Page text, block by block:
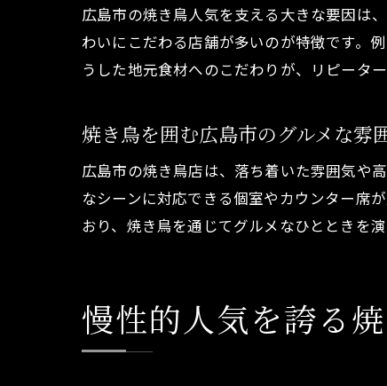
広島市の焼き鳥人気を支える大きな要因は
わいにこだわる店舗が多いのが特徴です。
うした地元食材へのこだわりが、リピータ
焼き鳥を囲む広島市のグルメな雰
広島市の焼き鳥店は、落ち着いた雰囲気や
なシーンに対応できる個室やカウンター席
おり、焼き鳥を通じてグルメなひとときを
慢性的人気を誇る